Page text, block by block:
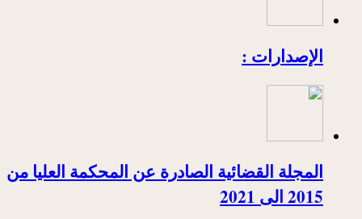
الإصدارات :
المجلة القضائية الصادرة عن المحكمة العليا من
2015 الى 2021